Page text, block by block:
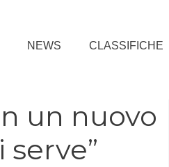
NEWS CLASSIFICHE
un nuovo